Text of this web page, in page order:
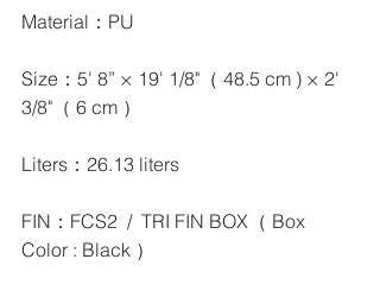
Material：PU
Size：5' 8” × 19' 1/8"（ 48.5 cm ) × 2'
3/8"（ 6 cm ）
Liters：26.13 liters
FIN：FCS2  /  TRI FIN BOX（ Box
Color : Black ）